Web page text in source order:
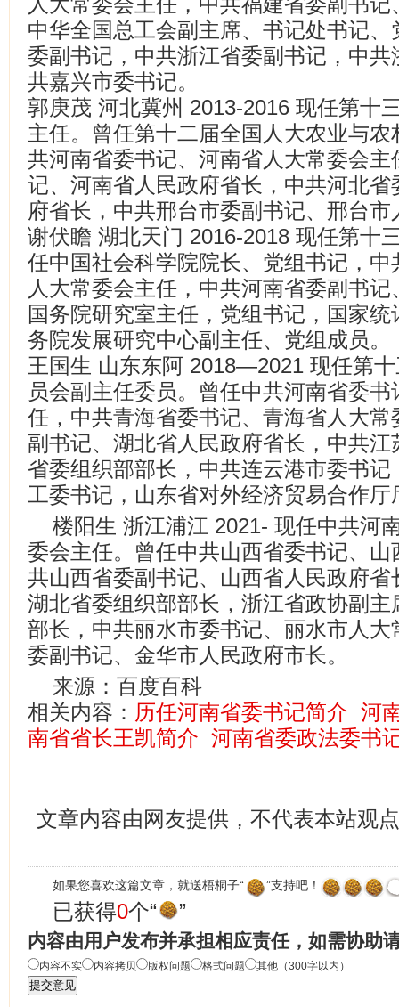
中华全国总工会副主席、书记处书记
委副书记，中共浙江省委副书记，中
共嘉兴市委书记。
郭庚茂 河北冀州 2013-2016 现任第十
主任。曾任第十二届全国人大农业与
共河南省委书记、河南省人大常委会
记、河南省人民政府省长，中共河北
府省长，中共邢台市委副书记、邢台
谢伏瞻 湖北天门 2016-2018 现任第十
任中国社会科学院院长、党组书记，
人大常委会主任，中共河南省委副书
国务院研究室主任，党组书记，国家
务院发展研究中心副主任、党组成员。
王国生 山东东阿 2018—2021 现任第
员会副主任委员。曾任中共河南省委
任，中共青海省委书记、青海省人大
副书记、湖北省人民政府省长，中共
省委组织部部长，中共连云港市委书
工委书记，山东省对外经济贸易合作
楼阳生 浙江浦江 2021- 现任中共河
委会主任。曾任中共山西省委书记、
共山西省委副书记、山西省人民政府
湖北省委组织部部长，浙江省政协副
部长，中共丽水市委书记、丽水市人
委副书记、金华市人民政府市长。
来源：百度百科
相关内容： 历任河南省委书记简介 河
南省省长王凯简介 河南省委政法委书
文章内容由网友提供，不代表本站观点
如果您喜欢这篇文章，就送梧桐子“ ”支持吧！
已获得0个“ ”
内容由用户发布并承担相应责任，如需协助
内容不实 内容拷贝 版权问题 格式问题 其他（300字以内）